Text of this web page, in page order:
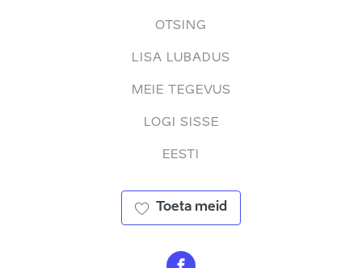
OTSING
LISA LUBADUS
MEIE TEGEVUS
LOGI SISSE
EESTI
Toeta meid